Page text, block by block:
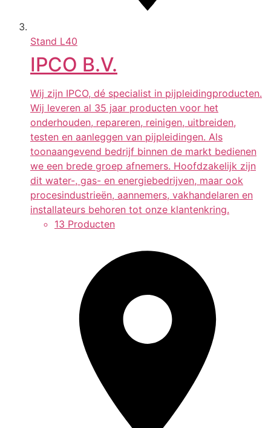
Stand L40
IPCO B.V.
Wij zijn IPCO, dé specialist in pijpleidingproducten.
Wij leveren al 35 jaar producten voor het
onderhouden, repareren, reinigen, uitbreiden,
testen en aanleggen van pijpleidingen. Als
toonaangevend bedrijf binnen de markt bedienen
we een brede groep afnemers. Hoofdzakelijk zijn
dit water-, gas- en energiebedrijven, maar ook
procesindustrieën, aannemers, vakhandelaren en
installateurs behoren tot onze klantenkring.
13 Producten